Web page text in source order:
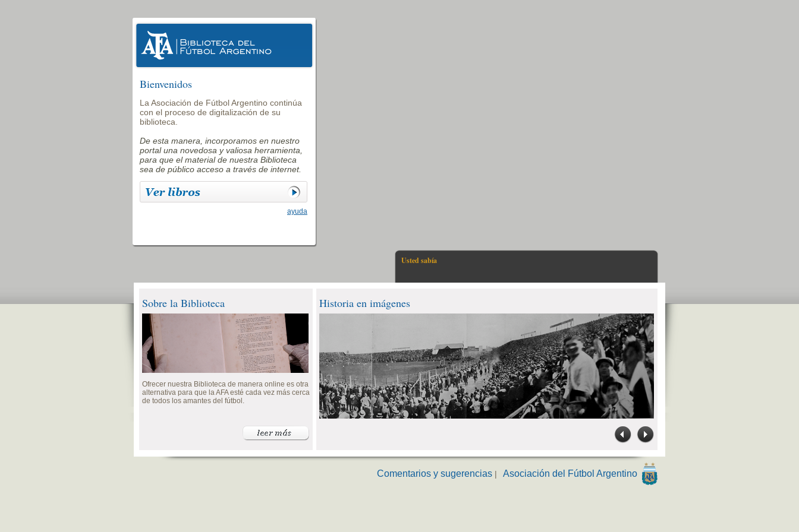
Bienvenidos
La Asociación de Fútbol Argentino continúa
con el proceso de digitalización de su
biblioteca.
De esta manera, incorporamos en nuestro
portal una novedosa y valiosa herramienta,
para que el material de nuestra Biblioteca
sea de público acceso a través de internet.
ayuda
Usted sabía
Sobre la Biblioteca
Ofrecer nuestra Biblioteca de manera online es otra
alternativa para que la AFA esté cada vez más cerca
de todos los amantes del fútbol.
Historia en imágenes
Asociación del Fútbol Argentino
|
Comentarios y sugerencias